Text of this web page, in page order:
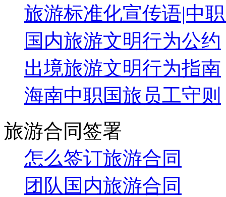
旅游标准化宣传语|中
国内旅游文明行为公约
出境旅游文明行为指南
海南中职国旅员工守则
旅游合同签署
怎么签订旅游合同
团队国内旅游合同